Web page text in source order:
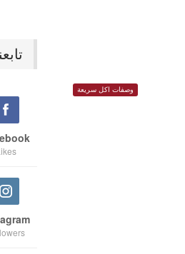
وصفات اكل سريعة